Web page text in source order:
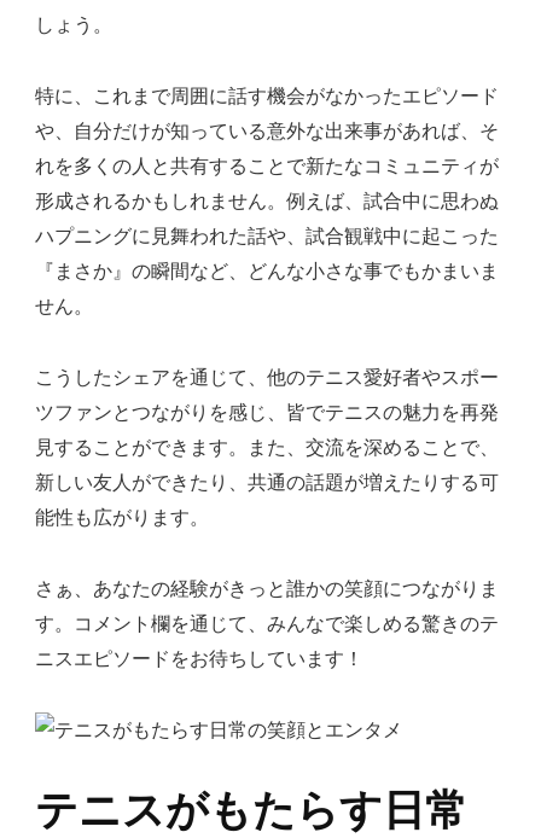
しょう。
特に、これまで周囲に話す機会がなかったエピソード
や、自分だけが知っている意外な出来事があれば、そ
れを多くの人と共有することで新たなコミュニティが
形成されるかもしれません。例えば、試合中に思わぬ
ハプニングに見舞われた話や、試合観戦中に起こった
『まさか』の瞬間など、どんな小さな事でもかまいま
せん。
こうしたシェアを通じて、他のテニス愛好者やスポー
ツファンとつながりを感じ、皆でテニスの魅力を再発
見することができます。また、交流を深めることで、
新しい友人ができたり、共通の話題が増えたりする可
能性も広がります。
さぁ、あなたの経験がきっと誰かの笑顔につながりま
す。コメント欄を通じて、みんなで楽しめる驚きのテ
ニスエピソードをお待ちしています！
テニスがもたらす日常